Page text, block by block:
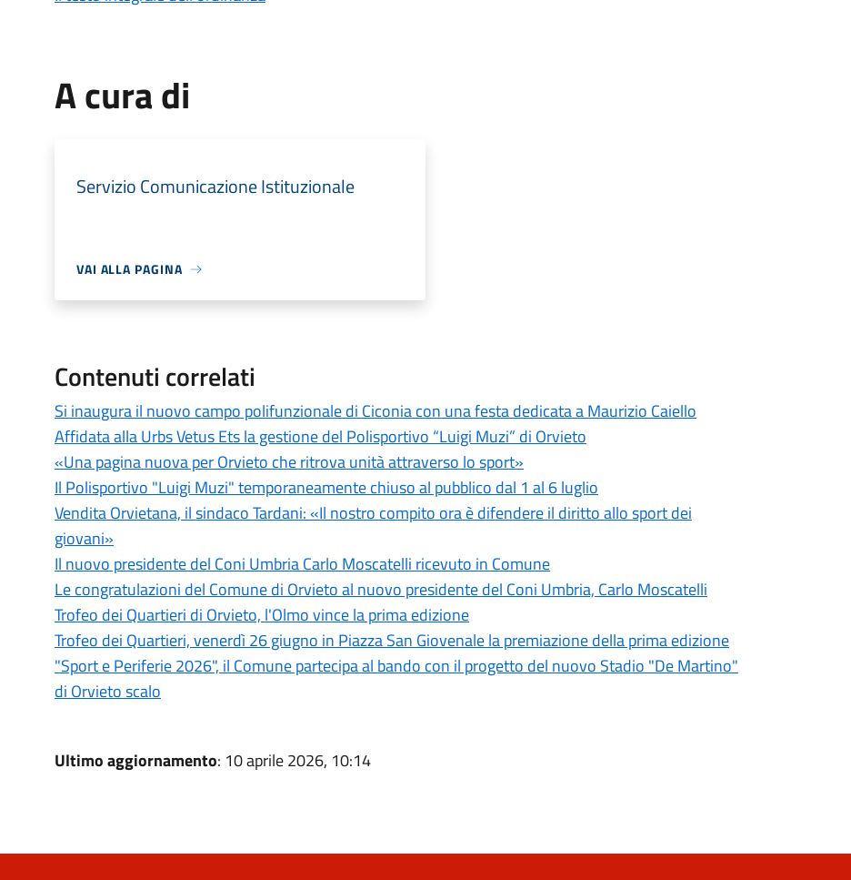
A cura di
Servizio Comunicazione Istituzionale
VAI ALLA PAGINA
Contenuti correlati
Si inaugura il nuovo campo polifunzionale di Ciconia con una festa dedicata a Maurizio Caiello
Affidata alla Urbs Vetus Ets la gestione del Polisportivo “Luigi Muzi” di Orvieto
«Una pagina nuova per Orvieto che ritrova unità attraverso lo sport»
Il Polisportivo "Luigi Muzi" temporaneamente chiuso al pubblico dal 1 al 6 luglio
Vendita Orvietana, il sindaco Tardani: «Il nostro compito ora è difendere il diritto allo sport dei
giovani»
Il nuovo presidente del Coni Umbria Carlo Moscatelli ricevuto in Comune
Le congratulazioni del Comune di Orvieto al nuovo presidente del Coni Umbria, Carlo Moscatelli
Trofeo dei Quartieri di Orvieto, l'Olmo vince la prima edizione
Trofeo dei Quartieri, venerdì 26 giugno in Piazza San Giovenale la premiazione della prima edizione
"Sport e Periferie 2026", il Comune partecipa al bando con il progetto del nuovo Stadio "De Martino"
di Orvieto scalo
Ultimo aggiornamento: 10 aprile 2026, 10:14